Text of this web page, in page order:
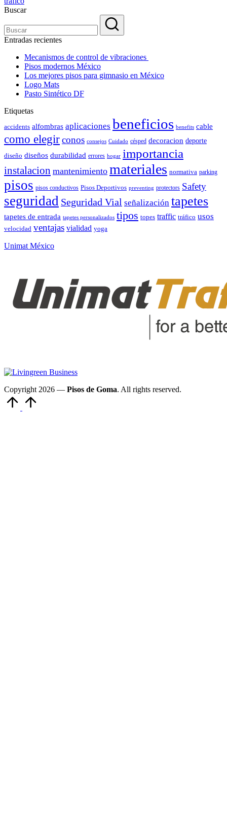
Buscar
Entradas recientes
Mecanismos de control de vibraciones
Pisos modernos México
Los mejores pisos para gimnasio en México
Logo Mats
Pasto Sintético DF
Etiquetas
accidents alfombras aplicaciones beneficios benefits cable
como elegirconos consejos Cuidado césped decoracion deporte
diseño diseños durabilidad errores hogar importancia
instalacion mantenimiento materiales normativa parking
pisos pisos conductivos Pisos Deportivos preventing protectors Safety
seguridad Seguridad Vial señalización tapetes
tapetes de entrada tapetes personalizados tipos topes traffic tráfico usos
velocidad ventajas vialidad yoga
Unimat México
Copyright 2026 — Pisos de Goma. All rights reserved.